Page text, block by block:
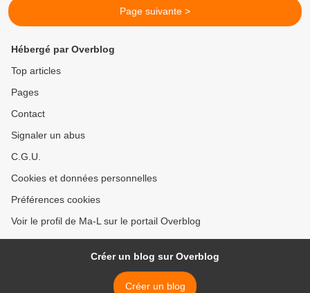
Page suivante >
Hébergé par Overblog
Top articles
Pages
Contact
Signaler un abus
C.G.U.
Cookies et données personnelles
Préférences cookies
Voir le profil de Ma-L sur le portail Overblog
Créer un blog sur Overblog
Créer un blog